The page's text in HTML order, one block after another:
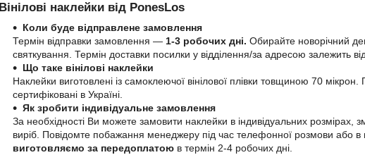
Вінілові наклейки від PonesLos
Коли буде відправлене замовлення
Термін відправки замовлення ― 1-3 робочих дні. Обирайте новорічний
святкування. Термін доставки посилки у відділення/за адресою залежить
Що таке вінілові наклейки
Наклейки виготовлені із самоклеючої вінілової плівки товщиною 70
сертифіковані в Україні.
Як зробити індивідуальне замовлення
За необхідності Ви можете замовити наклейки в індивідуальних розмірах,
виріб. Повідомте побажання менеджеру під час телефонної розмови або в
виготовляємо за передоплатою в термін 2-4 робочих дні.